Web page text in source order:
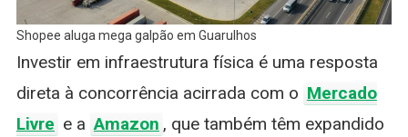
Shopee aluga mega galpão em Guarulhos
Investir em infraestrutura física é uma resposta
direta à concorrência acirrada com o Mercado
Livre e a Amazon , que também têm expandido